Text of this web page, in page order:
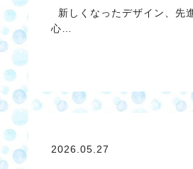
新しくなったデザイン、先
心…
2026.05.27